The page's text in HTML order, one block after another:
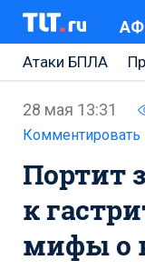
Атаки БПЛА
Ремонт
Ремонт
Набережная
Неделя Тольятти
28 мая 13:31
Комментировать
Портит
к
мифы о